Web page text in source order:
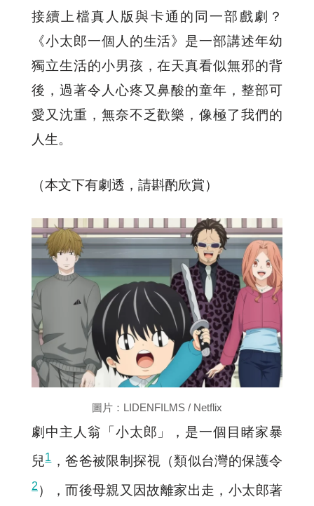
接續上檔真人版與卡通的同一部戲劇？
《小太郎一個人的生活》是一部講述年幼
獨立生活的小男孩，在天真看似無邪的背
後，過著令人心疼又鼻酸的童年，整部可
愛又沈重，無奈不乏歡樂，像極了我們的
人生。
（本文下有劇透，請斟酌欣賞）
圖片：LIDENFILMS / Netflix
劇中主人翁「小太郎」，是一個目睹家暴
兒1，爸爸被限制探視（類似台灣的保護令
2 ），而後母親又因故離家出走，小太郎著